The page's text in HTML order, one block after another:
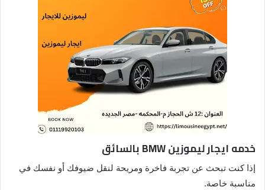
خدمه ايجار ليموزين BMW بالسائق
إذا كنت تبحث عن تجربة فاخرة ومريحة لنقل ضيوفك أو نفسك في
مناسبة خاصة.